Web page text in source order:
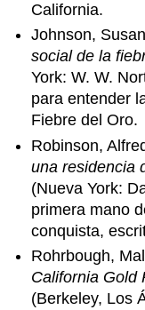
California.
Johnson,
social de la
York: W. W.
para entender
Fiebre del Oro.
Robinson,
una residencia
(Nueva York:
primera mano
conquista,
Rohrbough,
California Gold
(Berkeley, Los